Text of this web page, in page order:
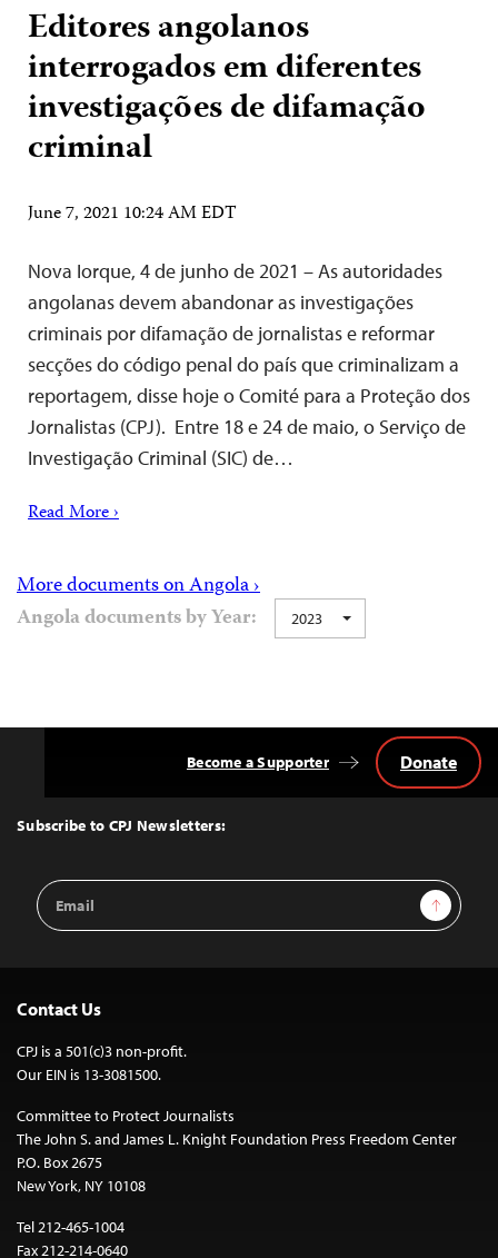
Editores angolanos
interrogados em diferentes
investigações de difamação
criminal
June 7, 2021 10:24 AM EDT
Nova Iorque, 4 de junho de 2021 – As autoridades
angolanas devem abandonar as investigações
criminais por difamação de jornalistas e reformar
secções do código penal do país que criminalizam a
reportagem, disse hoje o Comité para a Proteção dos
Jornalistas (CPJ). Entre 18 e 24 de maio, o Serviço de
Investigação Criminal (SIC) de…
Read More ›
More documents on Angola ›
Angola documents by Year:
2023
Top
Subscribe to CPJ Newsletters:
Email
Address
Sign Up
Become a Supporter Donate
Contact Us
CPJ is a 501(c)3 non-profit.
Our EIN is 13-3081500.
Committee to Protect Journalists
The John S. and James L. Knight Foundation Press Freedom Center
P.O. Box 2675
New York, NY 10108
Tel 212-465-1004
Fax 212-214-0640